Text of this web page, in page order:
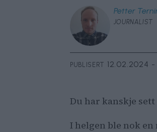
Petter
JOURNALIST
PUBLISERT 12.02.2024
Du har kanskje
I helgen ble nok en